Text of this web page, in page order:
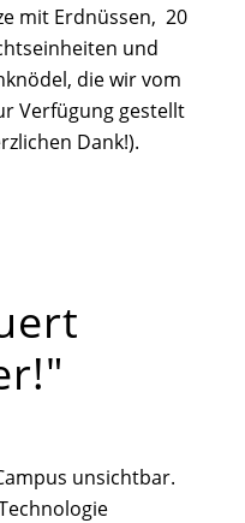
mit Erdnüssen, 20
und
die wir vom
Verfügung gestellt
Dank!).
unsichtbar.